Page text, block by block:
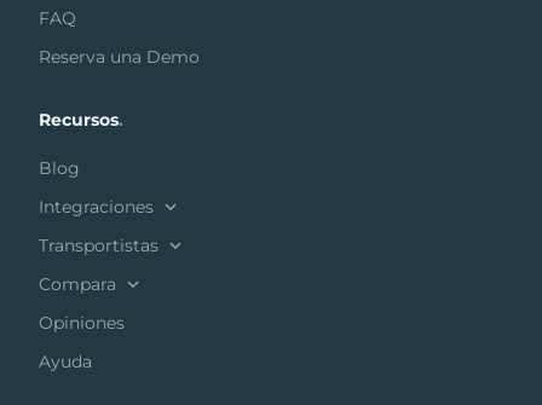
FAQ
Reserva una Demo
Recursos.
Blog
Integraciones
Transportistas
Compara
Opiniones
Ayuda